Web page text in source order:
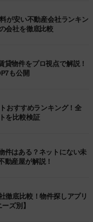
が安い不動産会社ランキン
会社を徹底比較
貸物件をプロ視点で解説！
も公開
おすすめランキング！全
を比較検証
件はある？ネットにない未
動産屋が解説！
徹底比較！物件探しアプリ
ズ別】